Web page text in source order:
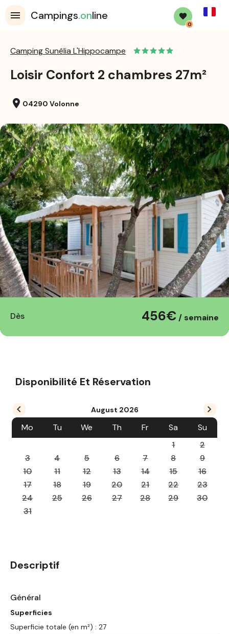
Campings.online
0
Camping Sunêlia L'Hippocampe
Loisir Confort 2 chambres 27m²
location_on 04290 Volonne
Dès 456€ / semaine
Disponibilité Et Réservation
August 2026
Mo Tu We Th Fr Sa
Su
1
2
3
4 5 6 7 8
9
10
11 12 13 14 15
16
17
18 19 20 21 22
23
24
25 26 27 28 29
30
31
Descriptif
Général
Superficies
Superficie totale (en m²) : 27